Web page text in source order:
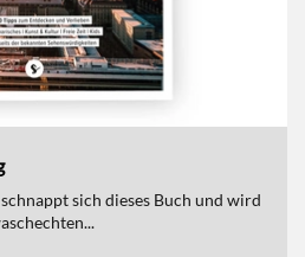
sich dieses Buch und wird